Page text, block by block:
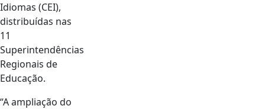
Idiomas (CEI),
distribuídas nas
11
Superintendências
Regionais de
Educação.
“A ampliação do